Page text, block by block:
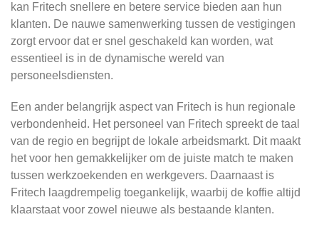
kan Fritech snellere en betere service bieden aan hun
klanten. De nauwe samenwerking tussen de vestigingen
zorgt ervoor dat er snel geschakeld kan worden, wat
essentieel is in de dynamische wereld van
personeelsdiensten.
Een ander belangrijk aspect van Fritech is hun regionale
verbondenheid. Het personeel van Fritech spreekt de taal
van de regio en begrijpt de lokale arbeidsmarkt. Dit maakt
het voor hen gemakkelijker om de juiste match te maken
tussen werkzoekenden en werkgevers. Daarnaast is
Fritech laagdrempelig toegankelijk, waarbij de koffie altijd
klaarstaat voor zowel nieuwe als bestaande klanten.